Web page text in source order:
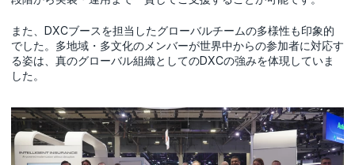
また、DXCブースを担当したグローバルチームの多様性も印象的
でした。多地域・多文化のメンバーが世界中からの参加者に対応す
る姿は、真のグローバル組織としてのDXCの強みを体現していま
した。